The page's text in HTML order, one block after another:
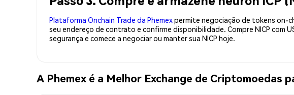
Plataforma Onchain Trade da Phemexpermite negociação de tokens on-
seu endereço de contrato e confirme disponibilidade. Compre NICP com
segurança e comece a negociar ou manter sua NICP hoje.
A Phemex é a Melhor Exchange de Criptomoedas